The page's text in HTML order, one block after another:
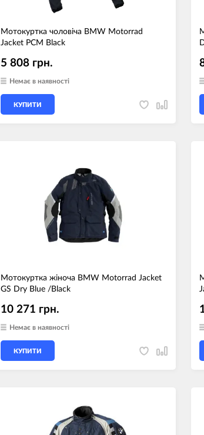
Мотокуртка чоловіча BMW Motorrad
Jacket PCM Black
5 808 грн.
Немає в наявності
КУПИТИ
Мотокуртка жіноча BMW Motorrad Jacket
GS Dry Blue /Black
10 271 грн.
Немає в наявності
КУПИТИ